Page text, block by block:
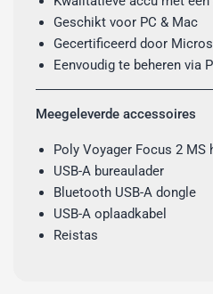
Geschikt voor PC & Mac
Gecertificeerd door
Eenvoudig te beheren via
Meegeleverde accessoires
Poly Voyager Focus 2 MS
USB-A bureaulader
Bluetooth USB-A dongle
USB-A oplaadkabel
Reistas